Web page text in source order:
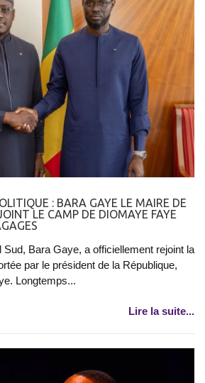
: BARA GAYE LE MAIRE DE
LE CAMP DE DIOMAYE FAYE
Sud, Bara Gaye, a officiellement rejoint la
par le président de la République,
Longtemps...
Lire la suite...